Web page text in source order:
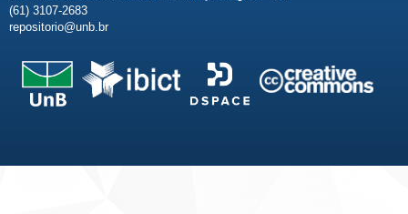
(61) 3107-2683
repositorio@unb.br